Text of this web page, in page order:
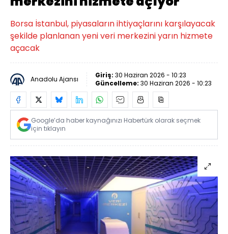
Borsa İstanbul, piyasaların ihtiyaçlarını karşılayacak
şekilde planlanan yeni veri merkezini yarın hizmete
açacak
Anadolu Ajansı Giriş: 30 Haziran 2026 - 10:23
Güncelleme: 30 Haziran 2026 - 10:23
Google’da haber kaynağınızı Habertürk olarak seçmek
için tıklayın